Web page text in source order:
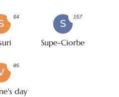
64
S
Supe-Ciorbe
157
day
85